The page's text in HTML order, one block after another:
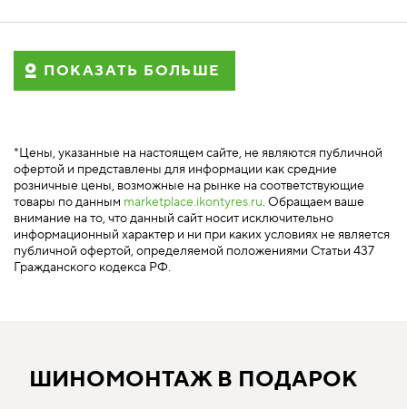
ПОКАЗАТЬ БОЛЬШЕ
*Цены, указанные на настоящем сайте, не являются публичной
офертой и представлены для информации как средние
розничные цены, возможные на рынке на соответствующие
товары по данным marketplace.ikontyres.ru. Обращаем ваше
внимание на то, что данный сайт носит исключительно
информационный характер и ни при каких условиях не является
публичной офертой, определяемой положениями Статьи 437
Гражданского кодекса РФ.
ШИНОМОНТАЖ В ПОДАРОК